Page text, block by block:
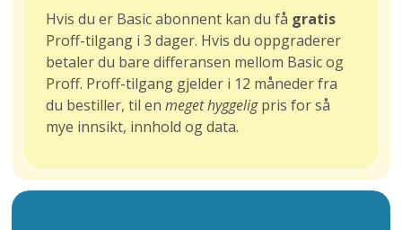
Hvis du er Basic abonnent kan du få gratis
Proff-tilgang i 3 dager. Hvis du oppgraderer
betaler du bare differansen mellom Basic og
Proff. Proff-tilgang gjelder i 12 måneder fra
du bestiller, til en meget hyggeligpris for så
mye innsikt, innhold og data.